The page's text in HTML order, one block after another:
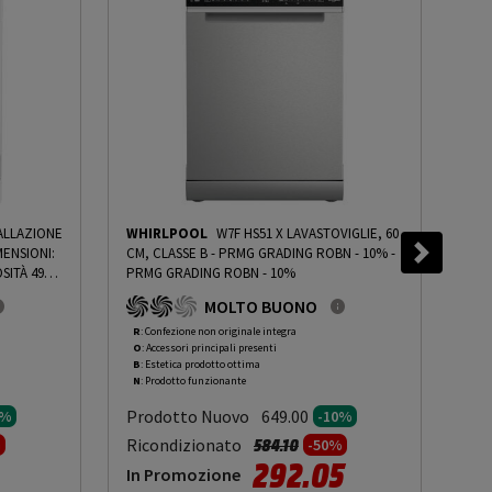
49
da
WHIRLPOOL W7F HS51 X LAVASTOVIGLIE, 60
CM, CLASSE B - PRMG GRADING ROBN - 10%-
PRMG GRADING ROBN - 10%
MOLTO BUONO
R: Confezione non originale integra
O: Accessori principali presenti
B: Estetica prodotto ottima
N: Prodotto funzionante
Prodotto Nuovo 649.00 -10%
Ricondizionato Prezzo ridotto da
584.10a-50%
In Promozione 292.05